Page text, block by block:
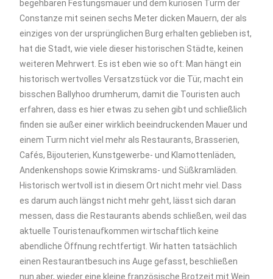
begehbaren Festungsmauer und dem kuriosen Turm der
Constanze mit seinen sechs Meter dicken Mauern, der als
einziges von der ursprünglichen Burg erhalten geblieben ist,
hat die Stadt, wie viele dieser historischen Städte, keinen
weiteren Mehrwert. Es ist eben wie so oft: Man hängt ein
historisch wertvolles Versatzstück vor die Tür, macht ein
bisschen Ballyhoo drumherum, damit die Touristen auch
erfahren, dass es hier etwas zu sehen gibt und schließlich
finden sie außer einer wirklich beeindruckenden Mauer und
einem Turm nicht viel mehr als Restaurants, Brasserien,
Cafés, Bijouterien, Kunstgewerbe- und Klamottenläden,
Andenkenshops sowie Krimskrams- und Süßkramläden.
Historisch wertvoll ist in diesem Ort nicht mehr viel. Dass
es darum auch längst nicht mehr geht, lässt sich daran
messen, dass die Restaurants abends schließen, weil das
aktuelle Touristenaufkommen wirtschaftlich keine
abendliche Öffnung rechtfertigt. Wir hatten tatsächlich
einen Restaurantbesuch ins Auge gefasst, beschließen
nun aber, wieder eine kleine französische Brotzeit mit Wein